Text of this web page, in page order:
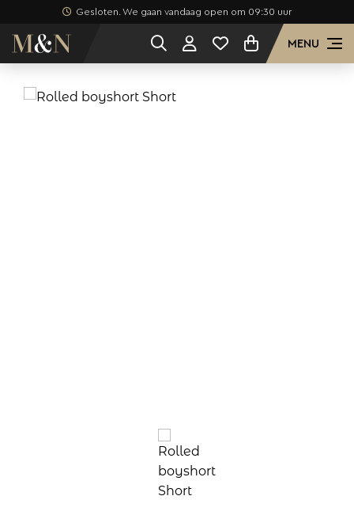
Gesloten. We gaan vandaag open om 09:30 uur
MENU